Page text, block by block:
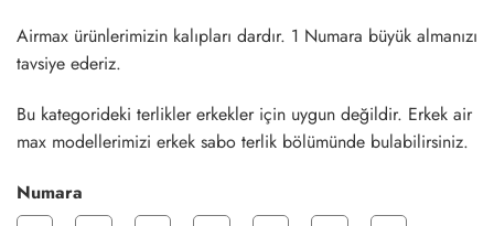
Airmax ürünlerimizin kalıpları dardır. 1 Numara büyük almanızı
tavsiye ederiz.
Bu kategorideki terlikler erkekler için uygun değildir. Erkek air
max modellerimizi erkek sabo terlik bölümünde bulabilirsiniz.
Numara